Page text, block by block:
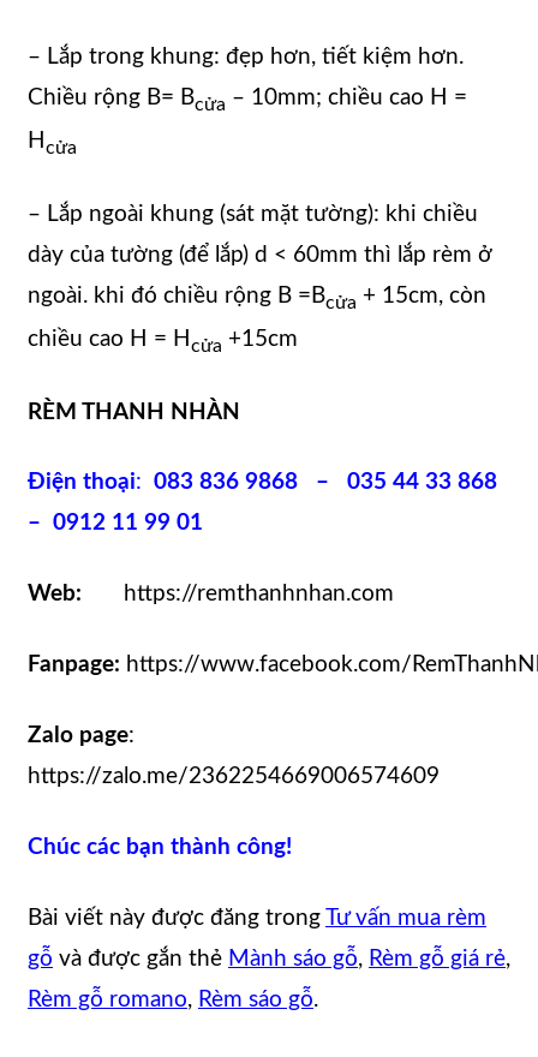
– Lắp trong khung: đẹp hơn, tiết kiệm hơn.
Chiều rộng B= Bcửa – 10mm; chiều cao H =
H cửa
– Lắp ngoài khung (sát mặt tường): khi chiều
dày của tường (để lắp) d < 60mm thì lắp rèm ở
ngoài. khi đó chiều rộng B =Bcửa + 15cm, còn
chiều cao H = H cửa +15cm
RÈM THANH NHÀN
Điện thoại: 083 836 9868 – 035 44 33 868
– 0912 11 99 01
Web: https://remthanhnhan.com
Fanpage: https://www.facebook.com/
Zalo page:
https://zalo.me/2362254669006574609
Chúc các bạn thành công!
Bài viết này được đăng trong
Tư vấn mua rèm
gỗ và được gắn thẻ Mành sáo gỗ, Rèm gỗ giá rẻ,
Rèm gỗ romano, Rèm sáo gỗ.